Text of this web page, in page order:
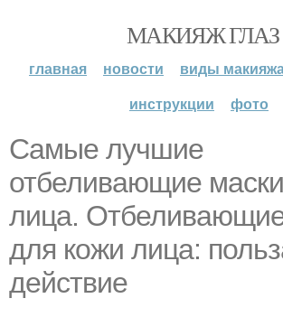
МАКИЯЖ ГЛАЗ
главная новости виды
инструкции
фото
Самые лучшие
отбеливающие
лица.
для кожи лица:
действие